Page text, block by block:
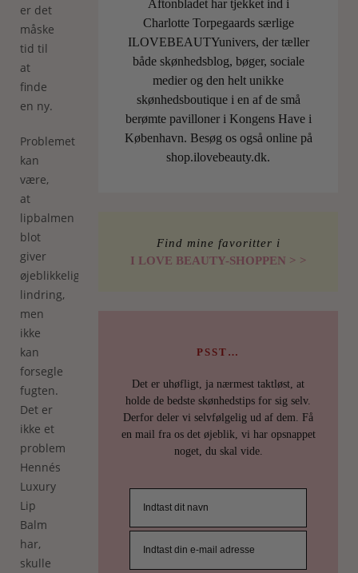
er det
måske
tid til
at
finde
en ny.
Problemet
kan
være,
at
lipbalmen
blot
giver
øjeblikkelig
lindring,
men
ikke
kan
forsegle
fugten.
Det er
ikke et
problem
Hennés
Luxury
Lip
Balm
har,
skulle
Aftonbladet har tjekket ind i
Charlotte Torpegaards særlige
ILOVEBEAUTYunivers, der tæller
både skønhedsblog, bøger, sociale
medier og den helt unikke
skønhedsboutique i en af de små
berømte pavilloner i Kongens Have i
København. Besøg os også online på
shop.ilovebeauty.dk.
Find mine favoritter i
I LOVE BEAUTY-SHOPPEN > >
PSST…
Det er uhøfligt, ja nærmest taktløst, at
holde de bedste skønhedstips for sig selv.
Derfor deler vi selvfølgelig ud af dem. Få
en mail fra os det øjeblik, vi har opsnappet
noget, du skal vide.